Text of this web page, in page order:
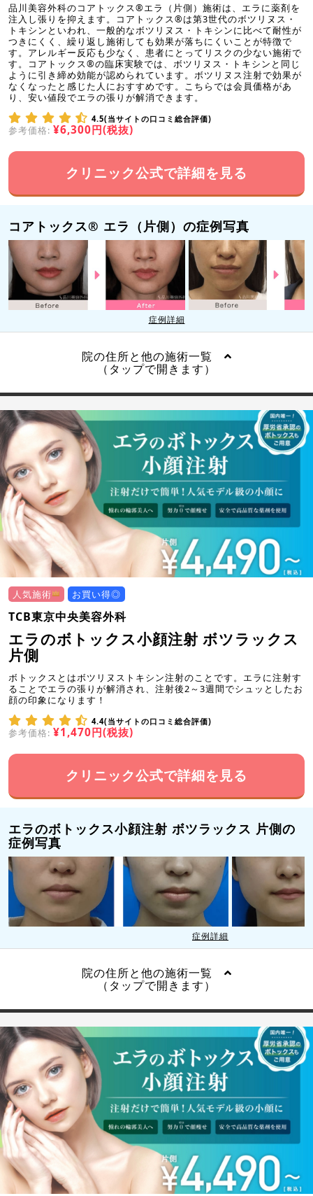
品川美容外科のコアトックス®エラ（片側）施術は、エラに薬剤を
注入し張りを抑えます。コアトックス®は第3世代のボツリヌス・
トキシンといわれ、一般的なボツリヌス・トキシンに比べて耐性が
つきにくく、繰り返し施術しても効果が落ちにくいことが特徴で
す。アレルギー反応も少なく、患者にとってリスクの少ない施術で
す。コアトックス®の臨床実験では、ボツリヌス・トキシンと同じ
ように引き締め効能が認められています。ボツリヌス注射で効果が
なくなったと感じた人におすすめです。こちらでは会員価格があ
り、安い値段でエラの張りが解消できます。
4.5(当サイトの口コミ総合評価)
参考価格: ¥6,300円(税抜)
クリニック公式で詳細を見る
コアトックス® エラ（片側）の症例写真
症例詳細
院の住所と他の施術一覧
（タップで開きます）
人気施術 お買い得◎
TCB東京中央美容外科
エラのボトックス小顔注射 ボツラックス
片側
ボトックスとはボツリヌストキシン注射のことです。エラに注射す
ることでエラの張りが解消され、注射後2～3週間でシュッとしたお
顔の印象になります！
4.4(当サイトの口コミ総合評価)
参考価格: ¥1,470円(税抜)
クリニック公式で詳細を見る
エラのボトックス小顔注射 ボツラックス 片側の
症例写真
症例詳細
院の住所と他の施術一覧
（タップで開きます）